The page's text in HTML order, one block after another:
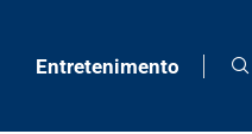
Entretenimento